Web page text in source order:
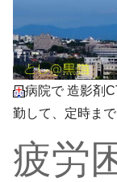
病院で 造影剤
勤して、定時ま
疲労